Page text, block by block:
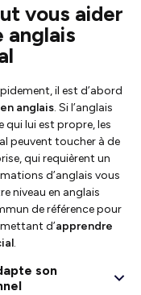
vous aider
anglais
il est d’abord
anglais. Si l’anglais
qui lui est propre, les
peuvent toucher à de
qui requièrent un
d’anglais vous
niveau en anglais
de référence pour
d’apprendre
.
son